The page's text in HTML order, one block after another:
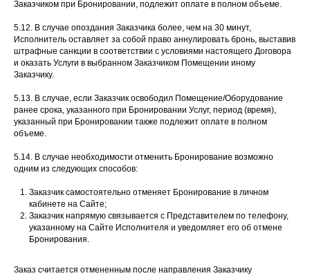
Заказчиком при Бронировании, подлежит оплате в полном объеме.
5.12. В случае опоздания Заказчика более, чем на 30 минут,
Исполнитель оставляет за собой право аннулировать бронь, выставив
штрафные санкции в соответствии с условиями настоящего Договора
и оказать Услуги в выбранном Заказчиком Помещении иному
Заказчику.
5.13. В случае, если Заказчик освободил Помещение/Оборудование
ранее срока, указанного при Бронировании Услуг, период (время),
указанный при Бронировании также подлежит оплате в полном
объеме.
5.14. В случае необходимости отменить Бронирование возможно
одним из следующих способов:
Заказчик самостоятельно отменяет Бронирование в личном
кабинете на Сайте;
Заказчик напрямую связывается с Представителем по телефону,
указанному на Сайте Исполнителя и уведомляет его об отмене
Бронирования.
Заказ считается отмененным после направления Заказчику